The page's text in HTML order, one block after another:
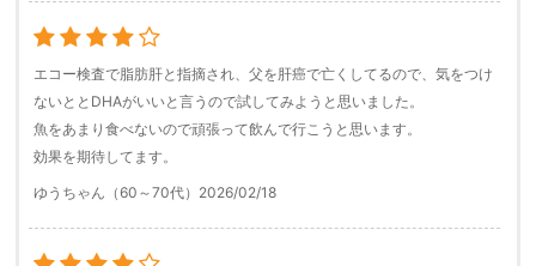
エコー検査で脂肪肝と指摘され、父を肝癌で亡くしてるので、気をつけ
ないととDHAがいいと言うので試してみようと思いました。
魚をあまり食べないので頑張って飲んで行こうと思います。
効果を期待してます。
ゆうちゃん（60～70代） 2026/02/18